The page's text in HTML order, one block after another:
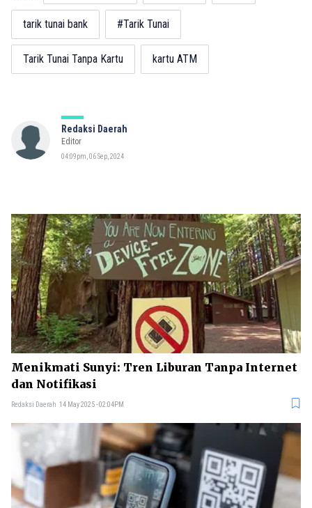
tarik tunai bank #Tarik Tunai
Tarik Tunai Tanpa Kartu kartu ATM
Redaksi Daerah
Editor
04:09pm, 06 Sep, 2024
Menikmati Sunyi: Tren Liburan Tanpa Internet
dan Notifikasi
Redaksi Daerah 14 May 2025 - 02:04PM